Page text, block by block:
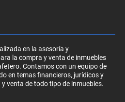
en la asesoría y
la compra y venta de inmuebles
Contamos con un equipo de
en temas financieros, jurídicos y
venta de todo tipo de inmuebles.